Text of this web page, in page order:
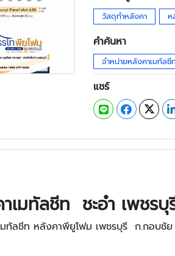
วัสดุทำหลังคา ห
คำค้นหา
จำหน่ายหลังคาเมทัลชี
แชร์
เมทัลชีท ชะอำ เพชรบุ
ทัลชีท หลังคาพียูโฟม เพชรบุรี ก.กอบชัย